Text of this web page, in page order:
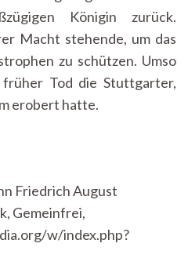
Königin zurück.
Macht stehende, um das
zu schützen. Umso
Tod die Stuttgarter,
erobert hatte.
Friedrich August
Gemeinfrei,
w/index.php?